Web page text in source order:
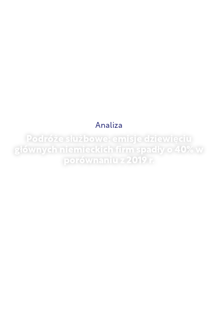
Analiza
Podróże służbowe: emisje dziewięciu
głównych niemieckich firm spadły o 40% w
porównaniu z 2019 r.